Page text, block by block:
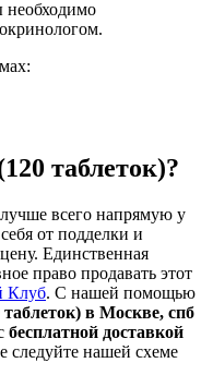
необходимо
таблеток)?
всего напрямую у
от подделки и
Единственная
право продавать этот
Клуб. С нашей помощью
в Москве, спб
бесплатной доставкой
следуйте нашей схеме